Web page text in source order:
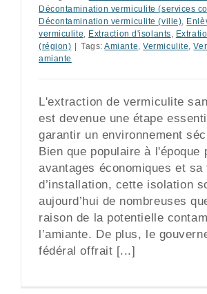
Décontamination vermiculite (services
Décontamination vermiculite (ville),
vermiculite, Extraction d'isolants,
(région)
Tags:Amiante,Vermiculite,
amiante
L'extraction de vermiculite
est devenue une étape
garantir un environnement
Bien que populaire à l'époque
avantages économiques et sa
d’installation, cette isolation
aujourd’hui de nombreuses
raison de la potentielle
l’amiante. De plus, le
fédéral offrait [...]